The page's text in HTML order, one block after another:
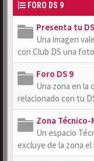
FORO DS 9
Presenta tu
Una imagen
con Club DS una
Foro DS 9
Una zona en la
relacionado con tu
Zona Técnico-
Un espacio
excluye de la zona